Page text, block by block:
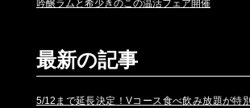
吟醸ラムと希少きのこの温活フェア開催
最新の記事
5/12まで延長決定！Vコース食べ飲み放題が特